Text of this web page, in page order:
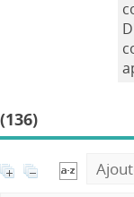
(136)